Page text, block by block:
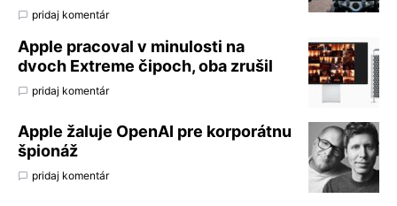
pridaj komentár
Apple pracoval v minulosti na
dvoch Extreme čipoch, oba zrušil
pridaj komentár
Apple žaluje OpenAI pre korporátnu
špionáž
pridaj komentár